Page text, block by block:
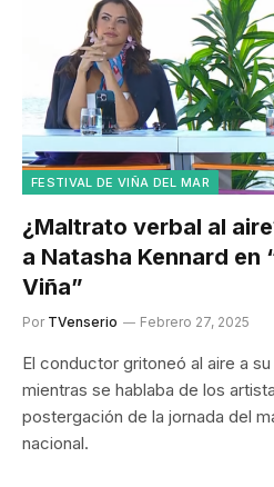
FESTIVAL DE VIÑA DEL MAR
¿Maltrato verbal al
a Natasha Kennard en
Viña”
Por TVenserio Febrero 27, 2025
El conductor gritoneó al aire a
mientras se hablaba de los
postergación de la jornada del
nacional.